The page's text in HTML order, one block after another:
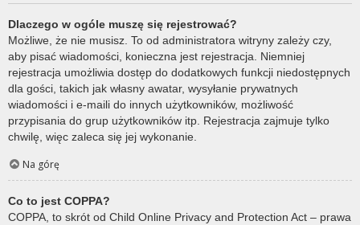
Dlaczego w ogóle muszę się rejestrować?
Możliwe, że nie musisz. To od administratora witryny zależy czy,
aby pisać wiadomości, konieczna jest rejestracja. Niemniej
rejestracja umożliwia dostęp do dodatkowych funkcji niedostępnych
dla gości, takich jak własny awatar, wysyłanie prywatnych
wiadomości i e-maili do innych użytkowników, możliwość
przypisania do grup użytkowników itp. Rejestracja zajmuje tylko
chwilę, więc zaleca się jej wykonanie.
Na górę
Co to jest COPPA?
COPPA, to skrót od Child Online Privacy and Protection Act – prawa